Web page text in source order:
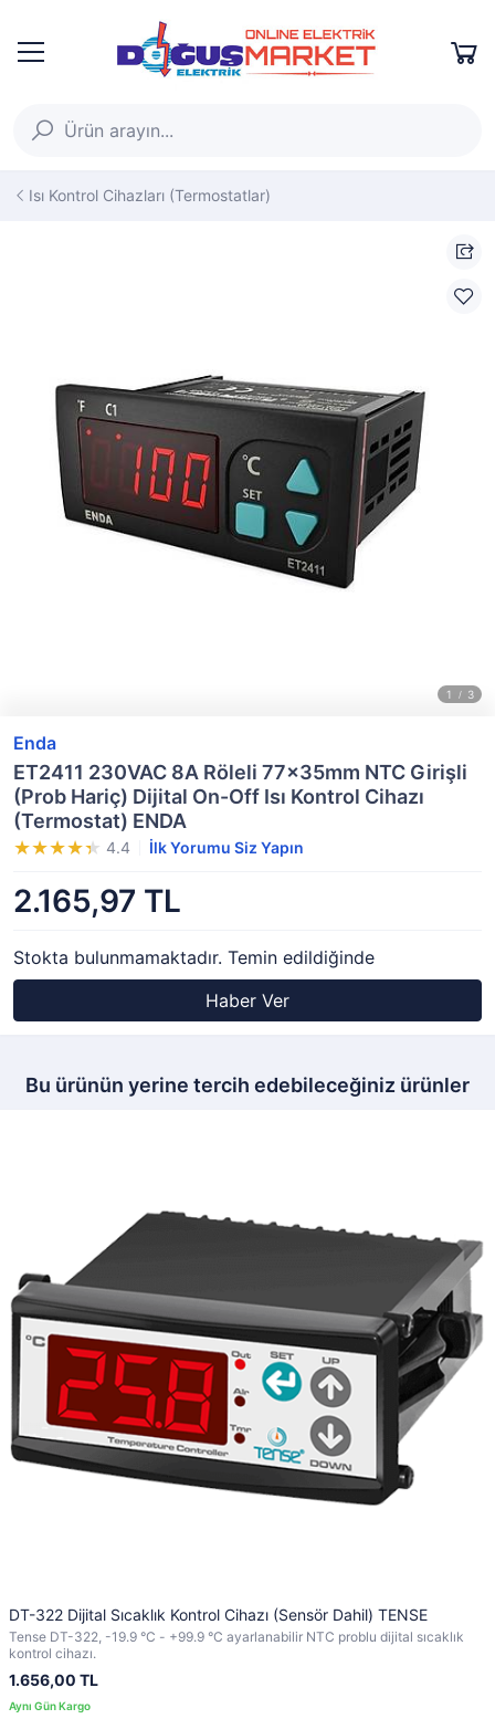
Isı Kontrol Cihazları (Termostatlar)
Enda
ET2411 230VAC 8A Röleli 77x35mm NTC Girişli
(Prob Hariç) Dijital On-Off Isı Kontrol Cihazı
(Termostat) ENDA
4.4 İlk Yorumu Siz Yapın
2.165,97 TL
Stokta bulunmamaktadır. Temin edildiğinde
Haber Ver
Bu ürünün yerine tercih edebileceğiniz ürünler
DT-322 Dijital Sıcaklık Kontrol Cihazı (Sensör Dahil) TENSE
Tense DT-322, -19.9 °C - +99.9 °C ayarlanabilir NTC problu dijital sıcaklık
kontrol cihazı.
1.656,00 TL